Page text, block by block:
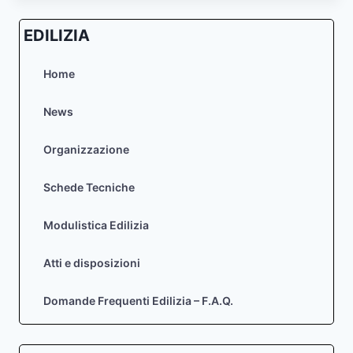
EDILIZIA
Home
News
Organizzazione
Schede Tecniche
Modulistica Edilizia
Atti e disposizioni
Domande Frequenti Edilizia – F.A.Q.